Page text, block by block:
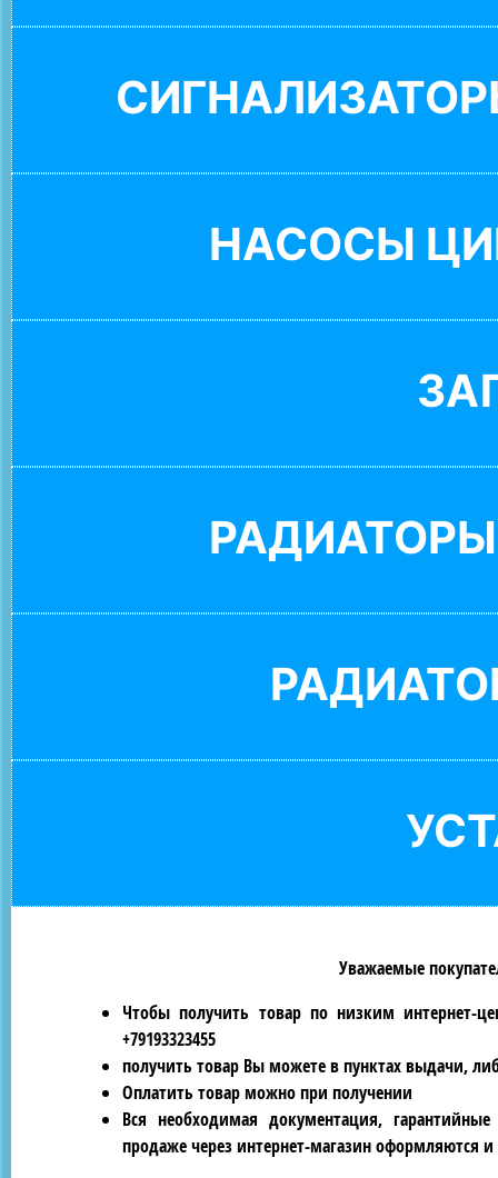
НАСОСЫ
Уважаемые
Чтобы получить товар по низким интернет-
+79193323455
получить товар Вы можете в пунктах выдачи,
Оплатить товар можно при получении
Вся необходимая документация,
продаже через интернет-магазин оформляются